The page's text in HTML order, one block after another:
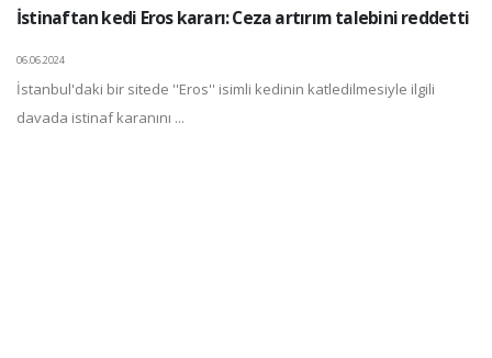
İstinaftan kedi Eros kararı: Ceza artırım talebini reddetti
06.06.2024
İstanbul'daki bir sitede ''Eros'' isimli kedinin katledilmesiyle ilgili
davada istinaf karanını ...